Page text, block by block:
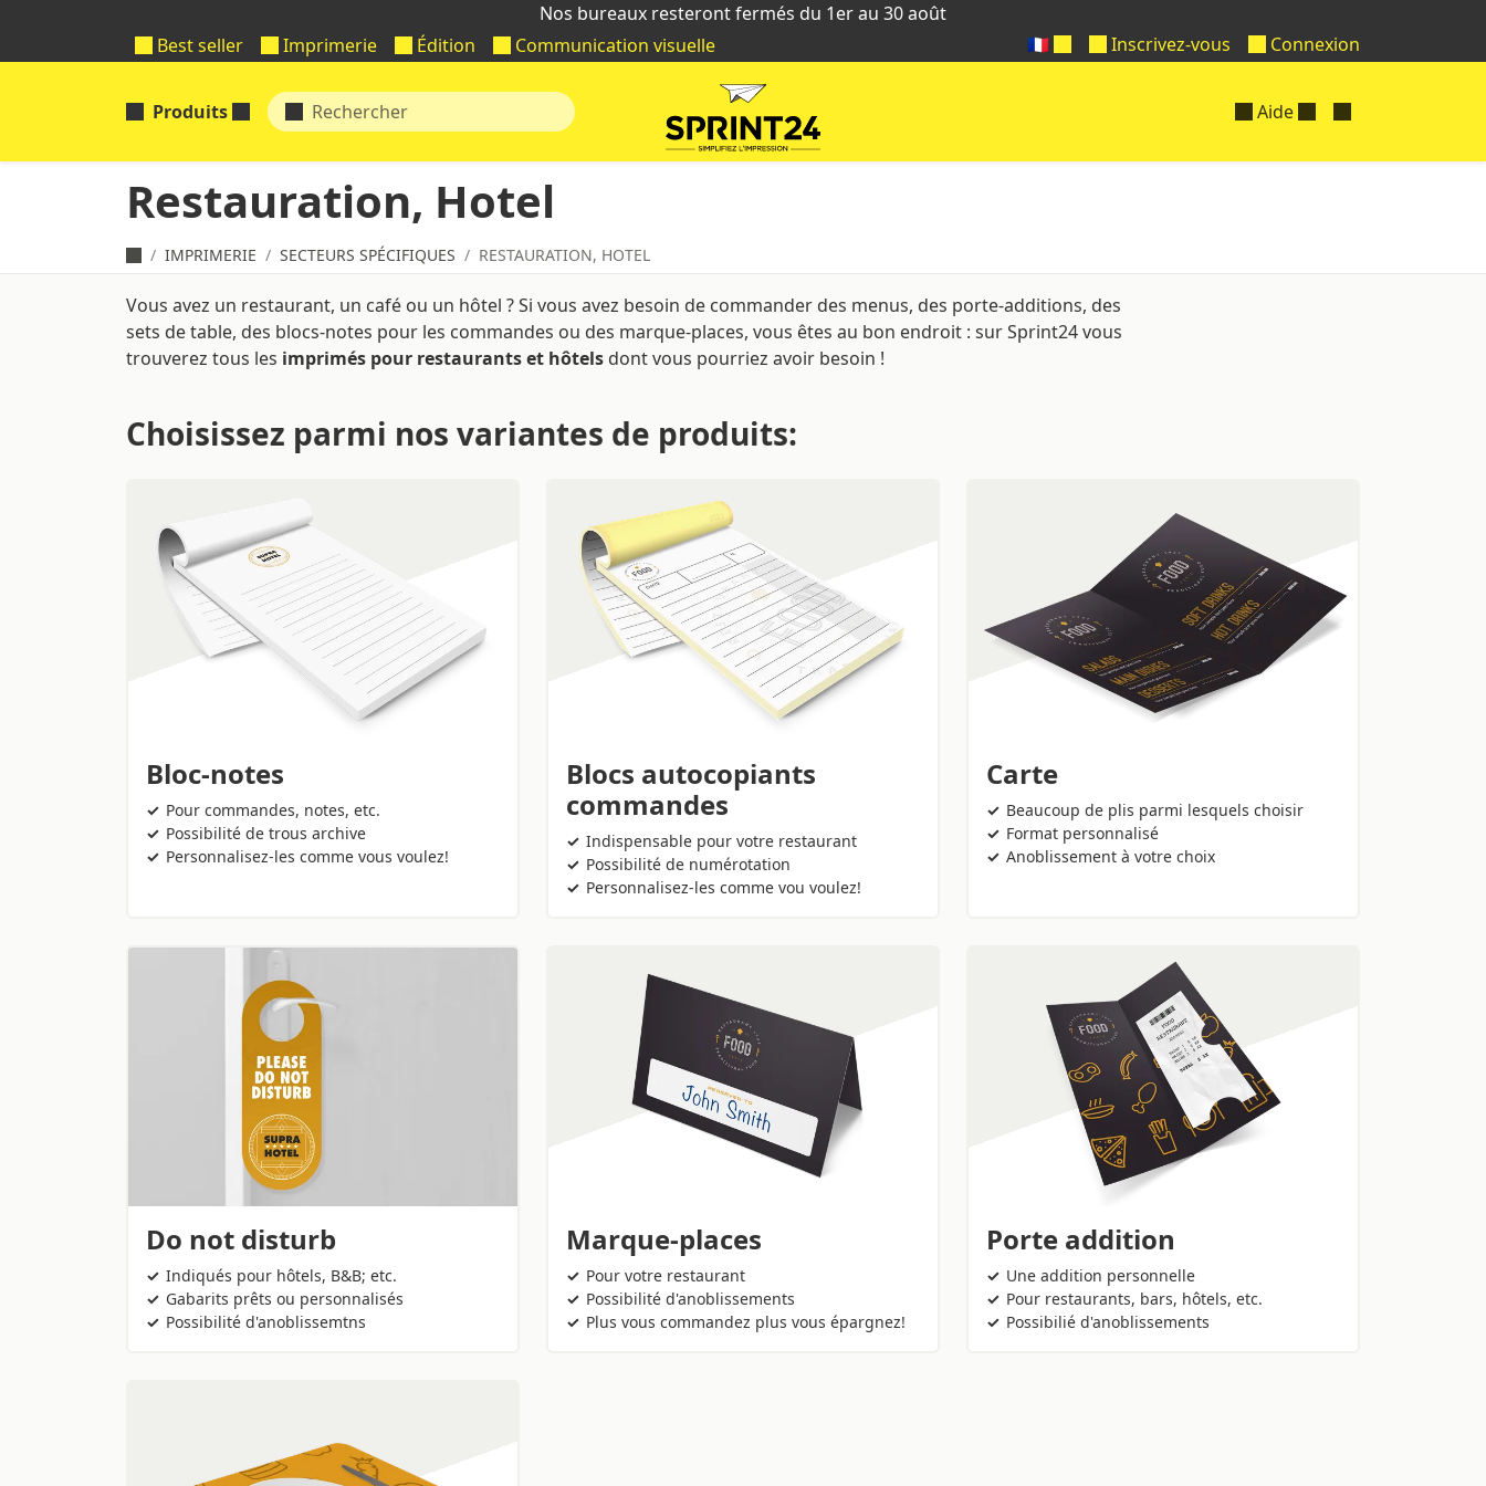
Nos bureaux resteront fermés du 1er au 30 août
Best seller
Imprimerie Édition Communication visuelle Inscrivez-vous Connexion
🇫🇷
Produits Aide
Restauration, Hotel
IMPRIMERIE SECTEURS SPÉCIFIQUES RESTAURATION, HOTEL
Vous avez un restaurant, un café ou un hôtel ? Si vous avez besoin de commander des menus, des porte-additions, des
sets de table, des blocs-notes pour les commandes ou des marque-places, vous êtes au bon endroit : sur Sprint24 vous
trouverez tous les imprimés pour restaurants et hôtels dont vous pourriez avoir besoin !
Choisissez parmi nos variantes de produits:
Bloc-notes
Pour commandes, notes, etc.
Possibilité de trous archive
Personnalisez-les comme vous voulez!
Blocs autocopiants
commandes
Indispensable pour votre restaurant
Possibilité de numérotation
Personnalisez-les comme vou voulez!
Carte
Beaucoup de plis parmi lesquels choisir
Format personnalisé
Anoblissement à votre choix
Do not disturb
Indiqués pour hôtels, B&B; etc.
Gabarits prêts ou personnalisés
Possibilité d'anoblissemtns
Marque-places
Pour votre restaurant
Possibilité d'anoblissements
Plus vous commandez plus vous épargnez!
Porte addition
Une addition personnelle
Pour restaurants, bars, hôtels, etc.
Possibilié d'anoblissements